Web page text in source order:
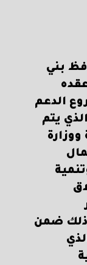
بني
الدعم
يتم
ضمن